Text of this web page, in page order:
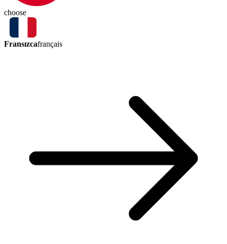
choose
Fransızcafrançais